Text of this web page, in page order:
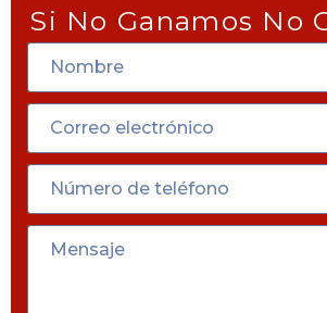
Si No Ganamos No